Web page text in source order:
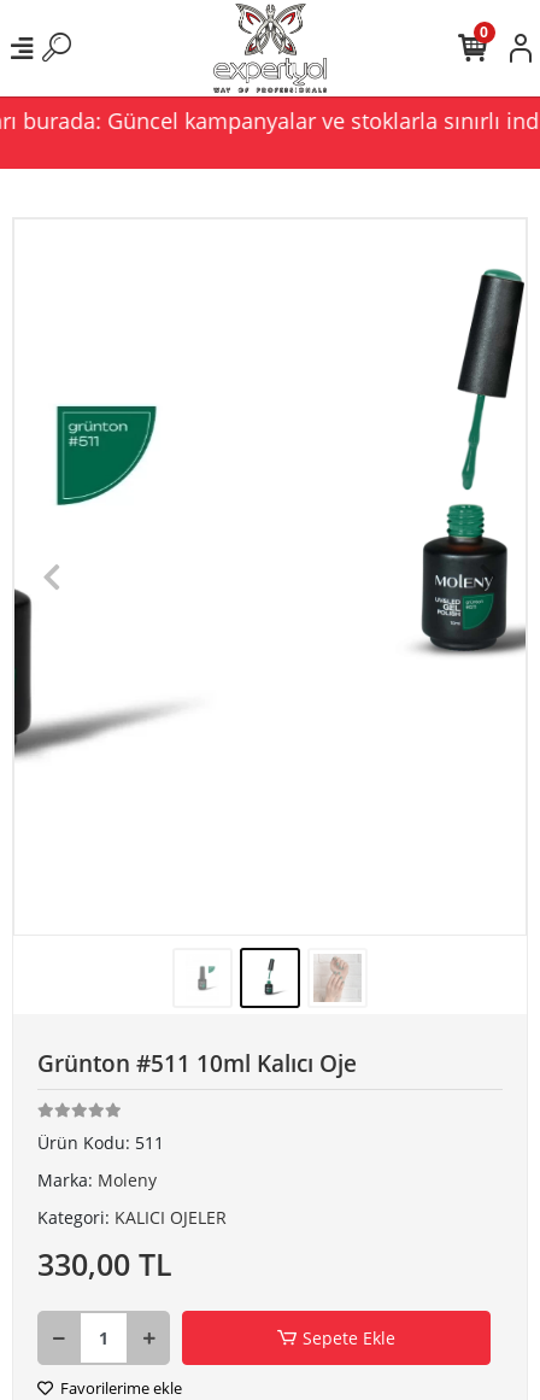
burada: Güncel kampanyalar ve stoklarla sınırlı
0
Grünton #511 10ml Kalıcı Oje
Ürün Kodu: 511
Marka: Moleny
Kategori: KALICI OJELER
330,00 TL
Sepete Ekle
Favorilerime ekle